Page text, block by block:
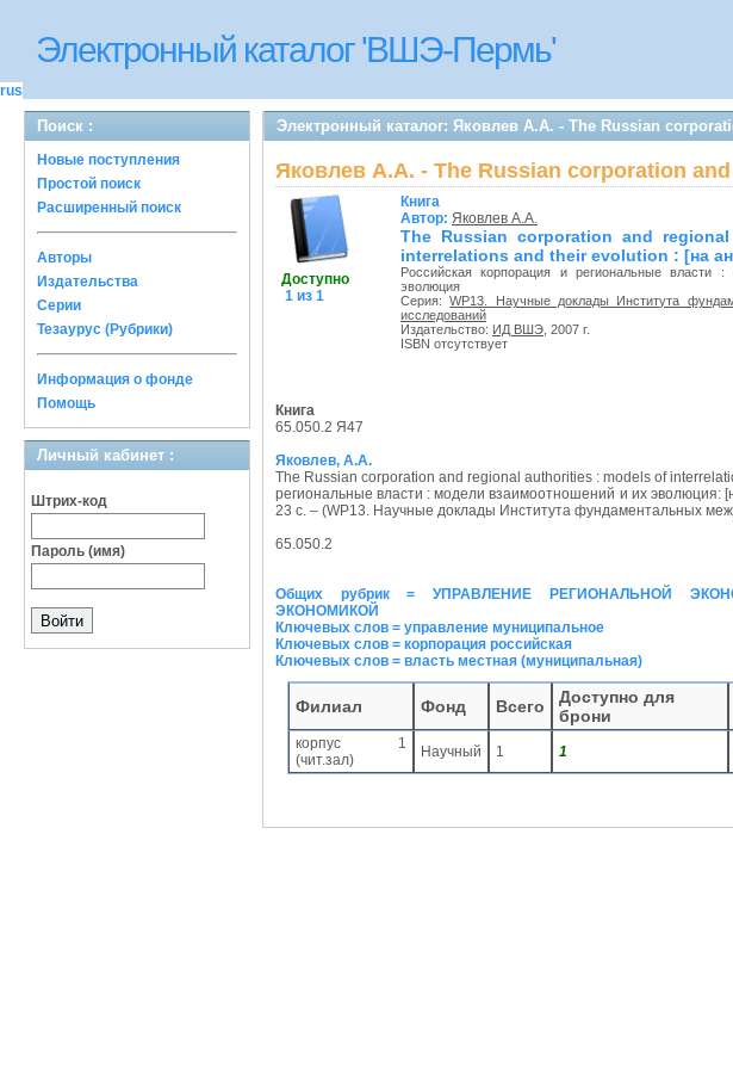
Электронный каталог 'ВШЭ-Пермь'
rus
Поиск :
Новые поступления
Простой поиск
Расширенный поиск
Авторы
Издательства
Серии
Тезаурус (Рубрики)
Информация о фонде
Помощь
Личный кабинет :
Штрих-код
Пароль (имя)
Электронный каталог: Яковлев А.А. - The Russian
Яковлев А.А. - The Russian corporation
Доступно
1 из 1
Книга
Автор: Яковлев А.А.
The Russian corporation and
interrelations and their evolution : [на
Российская корпорация и региональные власти
эволюция
Серия:WP13. Научные доклады Института
исследований
Издательство: ИД ВШЭ , 2007 г.
ISBN отсутствует
Книга
65.050.2 Я47
Яковлев, А.А.
The Russian corporation and regional authorities : models of
региональные власти : модели взаимоотношений и их эволюция:
23 с. – (WP13. Научные доклады Института фундаментальных
65.050.2
Общих рубрик = УПРАВЛЕНИЕ РЕГИОНАЛЬНОЙ
ЭКОНОМИКОЙ
Ключевых слов = управление муниципальное
Ключевых слов = корпорация российская
Ключевых слов = власть местная (муниципальная)
Филиал Фонд Всего
Доступно для
брони
корпус 1
(чит.зал)
Научный 1 1